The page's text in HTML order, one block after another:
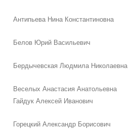
Антипьева Нина Константиновна
Белов Юрий Васильевич
Бердычевская Людмила Николаевна
Веселых Анастасия Анатольевна
Гайдук Алексей Иванович
Горецкий Александр Борисович